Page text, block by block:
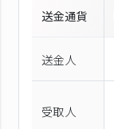
送金通貨
送金人
受取人